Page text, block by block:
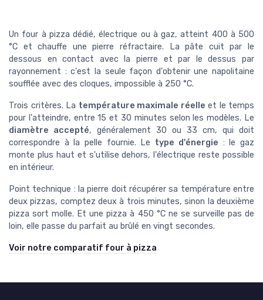
Un four à pizza dédié, électrique ou à gaz, atteint 400 à 500
°C et chauffe une pierre réfractaire. La pâte cuit par le
dessous en contact avec la pierre et par le dessus par
rayonnement : c'est la seule façon d'obtenir une napolitaine
soufflée avec des cloques, impossible à 250 °C.
Trois critères. La température maximale réelle et le temps
pour l'atteindre, entre 15 et 30 minutes selon les modèles. Le
diamètre accepté, généralement 30 ou 33 cm, qui doit
correspondre à la pelle fournie. Le type d'énergie : le gaz
monte plus haut et s'utilise dehors, l'électrique reste possible
en intérieur.
Point technique : la pierre doit récupérer sa température entre
deux pizzas, comptez deux à trois minutes, sinon la deuxième
pizza sort molle. Et une pizza à 450 °C ne se surveille pas de
loin, elle passe du parfait au brûlé en vingt secondes.
Voir notre comparatif four à pizza